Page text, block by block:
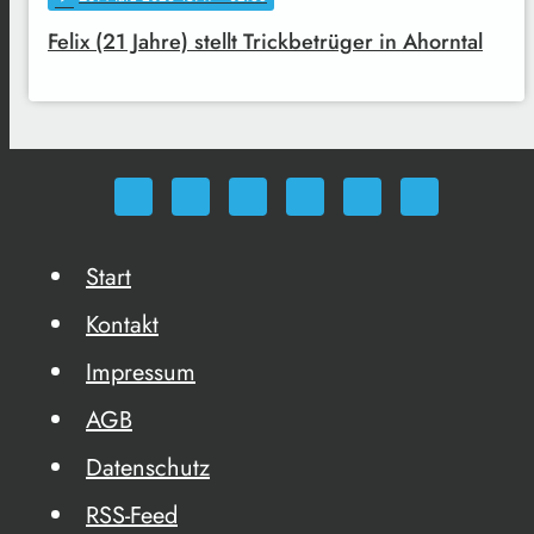
Felix (21 Jahre) stellt Trickbetrüger in Ahorntal
Start
Kontakt
Impressum
AGB
Datenschutz
RSS-Feed